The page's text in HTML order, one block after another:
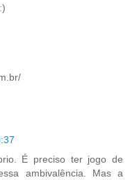
É preciso ter jogo de
ambivalência. Mas a